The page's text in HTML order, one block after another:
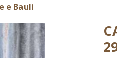
e Bauli